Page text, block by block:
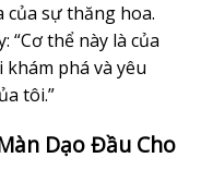
của sự thăng hoa.
“Cơ thể này là của
khám phá và yêu
tôi.”
Dạo Đầu Cho